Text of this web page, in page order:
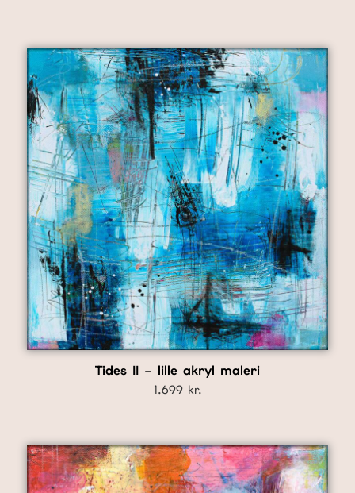
Tides II – lille akryl maleri
1.699 kr.